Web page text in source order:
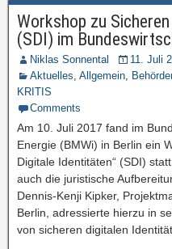
Workshop zu
(SDI) im
Niklas Sonnental
11. Juli
Aktuelles, Allgemein,
KRITIS
Comments
Am 10. Juli 2017 fand im
Energie (BMWi) in Berlin ein
Digitale Identitäten“ (SDI)
auch die juristische
Dennis-Kenji Kipker,
Berlin, adressierte hierzu in
von sicheren digitalen